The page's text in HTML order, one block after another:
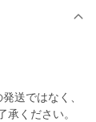
送ではなく、
ください。